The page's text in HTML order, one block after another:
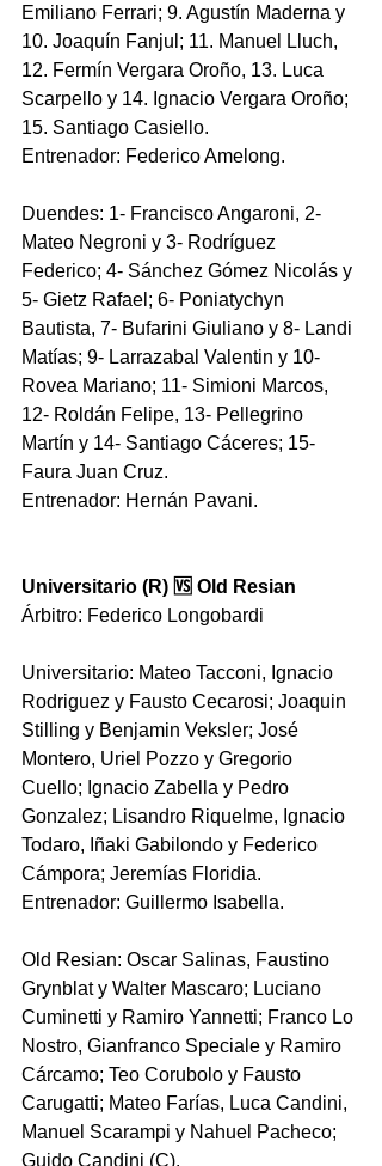
Emiliano ⁠Ferrari; 9.⁠ Agustín ⁠Maderna y
10.⁠ Joaquín ⁠Fanjul; 11.⁠ Manuel ⁠Lluch,
12.⁠ Fermín ⁠Vergara Oroño, 13.⁠ Luca
⁠Scarpello y 14.⁠ Ignacio ⁠Vergara Oroño;
15.⁠ ⁠Santiago Casiello.
Entrenador: Federico Amelong.
Duendes: 1- Francisco Angaroni, 2-
Mateo Negroni y 3- Rodríguez
Federico; 4- Sánchez Gómez Nicolás y
5- Gietz Rafael; 6- Poniatychyn
Bautista, 7- Bufarini Giuliano y 8- Landi
Matías; 9- Larrazabal Valentin y 10-
Rovea Mariano; 11- Simioni Marcos,
12- Roldán Felipe, 13- Pellegrino
Martín y 14- Santiago Cáceres; 15-
Faura Juan Cruz.
Entrenador: Hernán Pavani.
Universitario (R) 🆚 Old Resian
Árbitro: Federico Longobardi
Universitario: Mateo Tacconi, Ignacio
Rodriguez y Fausto Cecarosi; Joaquin
Stilling y Benjamin Veksler; José
Montero, Uriel Pozzo y Gregorio
Cuello; Ignacio Zabella y Pedro
Gonzalez; Lisandro Riquelme, Ignacio
Todaro, Iñaki Gabilondo y Federico
Cámpora; Jeremías Floridia.
Entrenador: Guillermo Isabella.
Old Resian: Oscar Salinas, Faustino
Grynblat y Walter Mascaro; Luciano
Cuminetti y Ramiro Yannetti; Franco Lo
Nostro, Gianfranco Speciale y Ramiro
Cárcamo; Teo Corubolo y Fausto
Carugatti; Mateo Farías, Luca Candini,
Manuel Scarampi y Nahuel Pacheco;
Guido Candini (C).